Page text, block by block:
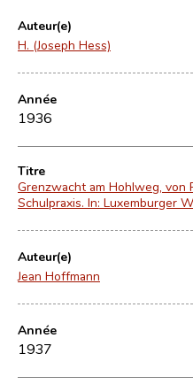
Auteur(e)
H. (Joseph Hess)
Année
1936
Titre
Grenzwacht am Hohlweg,
Schulpraxis. In: Luxemburger
Auteur(e)
Jean Hoffmann
Année
1937